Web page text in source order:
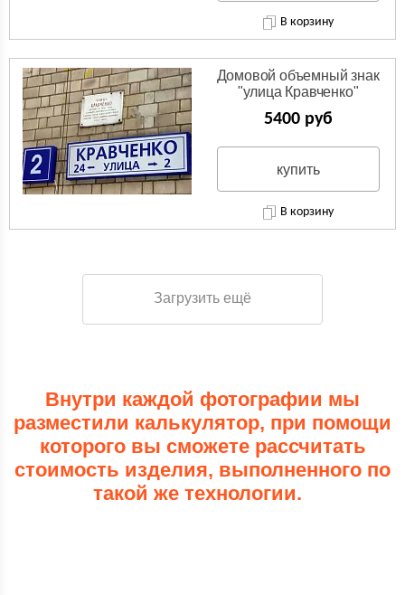
В корзину
Домовой объемный знак
"улица Кравченко"
5400 руб
купить
В корзину
Загрузить ещё
Внутри каждой фотографии мы
разместили калькулятор, при помощи
которого вы сможете рассчитать
стоимость изделия, выполненного по
такой же технологии.